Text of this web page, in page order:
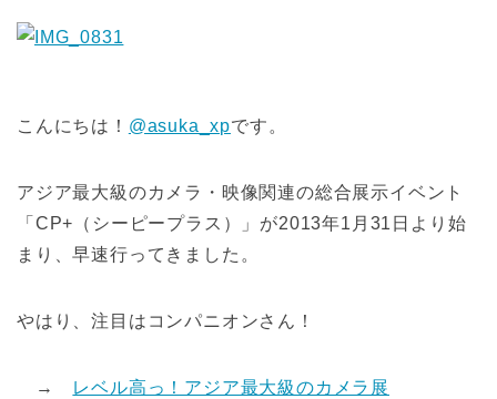
こんにちは！ @asuka_xpです。
アジア最大級のカメラ・映像関連の総合展示イベント
「CP+（シーピープラス）」が2013年1月31日より始
まり、早速行ってきました。
やはり、注目はコンパニオンさん！
→ レベル高っ！アジア最大級のカメラ展